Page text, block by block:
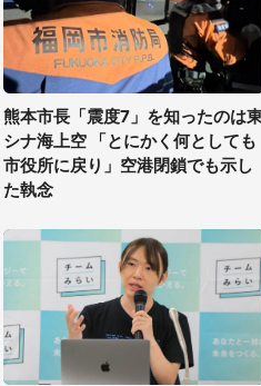
熊本市長「震度7」を知ったのは
シナ海上空 「とにかく何としても
市役所に戻り」空港閉鎖でも示し
た執念